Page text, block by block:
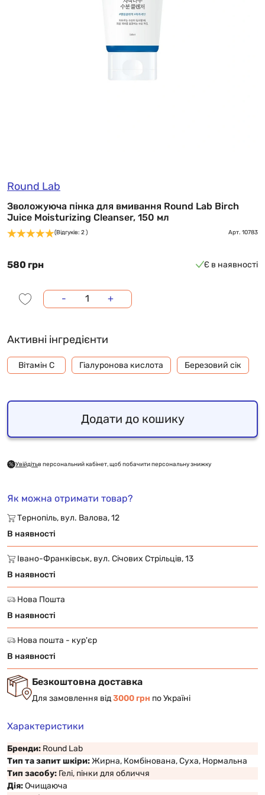
Round Lab
Зволожуюча пінка для вмивання Round Lab Birch
Juice Moisturizing Cleanser, 150 мл
(Відгуків: 2 ) Арт. 10783
580 грн Є в наявності
- +
Активні інгредієнти
Вітамін С Гіалуронова кислота Березовий сік
Додати до кошику
Увійдітьв персональний кабінет, щоб побачити персональну знижку
Як можна отримати товар?
Тернопіль, вул. Валова, 12
В наявності
Івано-Франківськ, вул. Січових Стрільців, 13
В наявності
Нова Пошта
В наявності
Нова пошта - кур'єр
В наявності
Безкоштовна доставка
Для замовлення від3000 грн по Україні
Характеристики
Бренди: Round Lab
Тип та запит шкіри:Жирна, Комбінована, Суха, Нормальна
Тип засобу: Гелі, пінки для обличчя
Дія:Очищаюча